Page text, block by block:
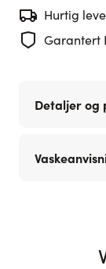
Hurtig
Garantert
Detaljer og